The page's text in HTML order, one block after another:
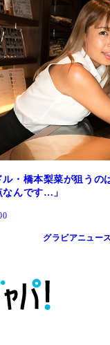
ル・橋本梨菜が狙うの
なんです…」
グラビアニュース